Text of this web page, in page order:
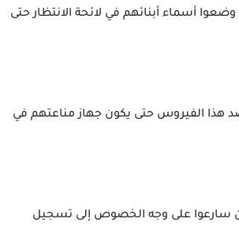
أسماء أبنائهم في لائحة الانتظار حتى
هذا الفيروس حتى يكون جهاز مناعتهم في
من سارعوا على وجه الخصوص إلى تسجيل